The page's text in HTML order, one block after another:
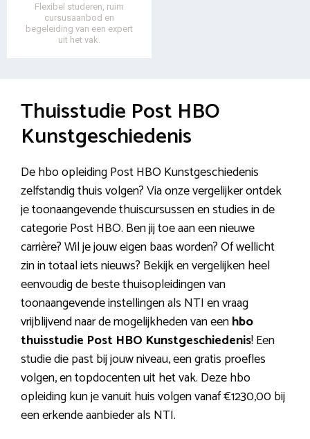
Flexibel studeren, ruim
cursusaanbod en
begeleiding van een expert
uit het vak.
Thuisstudie Post HBO
Kunstgeschiedenis
De hbo opleiding Post HBO Kunstgeschiedenis
zelfstandig thuis volgen? Via onze vergelijker ontdek
je toonaangevende thuiscursussen en studies in de
categorie Post HBO. Ben jij toe aan een nieuwe
carrière? Wil je jouw eigen baas worden? Of wellicht
zin in totaal iets nieuws? Bekijk en vergelijken heel
eenvoudig de beste thuisopleidingen van
toonaangevende instellingen als NTI en vraag
vrijblijvend naar de mogelijkheden van eenhbo
thuisstudie Post HBO Kunstgeschiedenis! Een
studie die past bij jouw niveau, een gratis proefles
volgen, en topdocenten uit het vak. Deze hbo
opleiding kun je vanuit huis volgen vanaf €1230,00 bij
een erkende aanbieder als NTI.